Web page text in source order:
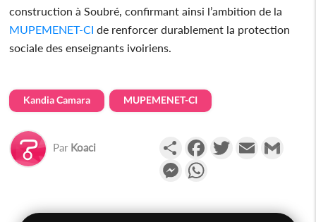
construction à Soubré, confirmant ainsi l’ambition de la
MUPEMENET-CI de renforcer durablement la protection
sociale des enseignants ivoiriens.
Kandia Camara MUPEMENET-CI
Par Koaci PartagerFacebookTwitterEmail
Messenger